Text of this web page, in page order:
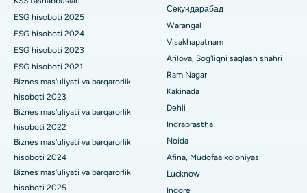
Vijay Nagar, Indoredagi eng yaxshi shifoxona
Suryaraopeta Main Road, Kakinadadagi eng yaxshi kasalxona
Kalkutta shahridagi Kanal aylanma yo'lidagi eng yaxshi
shifoxona
CBD Belapur, Navi Mumbaydagi eng yaxshi shifoxona
Panchavati, Nashikdagi eng yaxshi shifoxona
Sekunderabad, Haydaroboddagi eng yaxshi shifoxona
Buyrak biopsiyasi
Paratiroidektomiya
Sitoreduktiv jarrohlik
Seramika bilan umumiy tizzani almashtirish
ERCP
ESG hisoboti 2025
ESG hisoboti 2024
ESG hisoboti 2023
ESG hisoboti 2021
Biznes mas'uliyati va barqarorlik
hisoboti 2023
Biznes mas'uliyati va barqarorlik
hisoboti 2022
Biznes mas'uliyati va barqarorlik
hisoboti 2024
Biznes mas'uliyati va barqarorlik
hisoboti 2025
Секундарабад
Warangal
Visakhapatnam
Arilova, Sog'liqni saqlash shahri
Ram Nagar
Kakinada
Dehli
Indraprastha
Noida
Afina, Mudofaa koloniyasi
Lucknow
Indore